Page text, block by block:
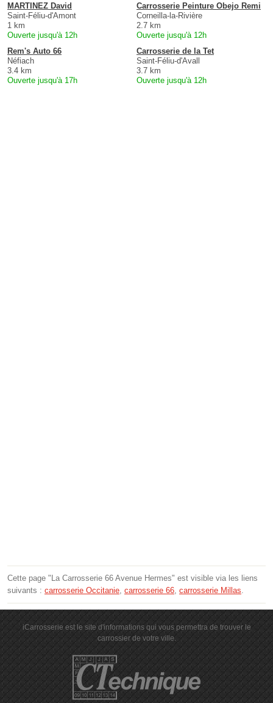
MARTINEZ David
Saint-Féliu-d'Amont
1 km
Ouverte jusqu'à 12h
Carrosserie Peinture Obejo Remi
Corneilla-la-Rivière
2.7 km
Ouverte jusqu'à 12h
Rem's Auto 66
Néfiach
3.4 km
Ouverte jusqu'à 17h
Carrosserie de la Tet
Saint-Féliu-d'Avall
3.7 km
Ouverte jusqu'à 12h
Cette page "La Carrosserie 66 Avenue Hermes" est visible via les liens
suivants : carrosserie Occitanie carrosserie 66 carrosserie Millas
iCarrosserie est le site d'informations qui vous permettra de trouver le
carrossier de votre ville.